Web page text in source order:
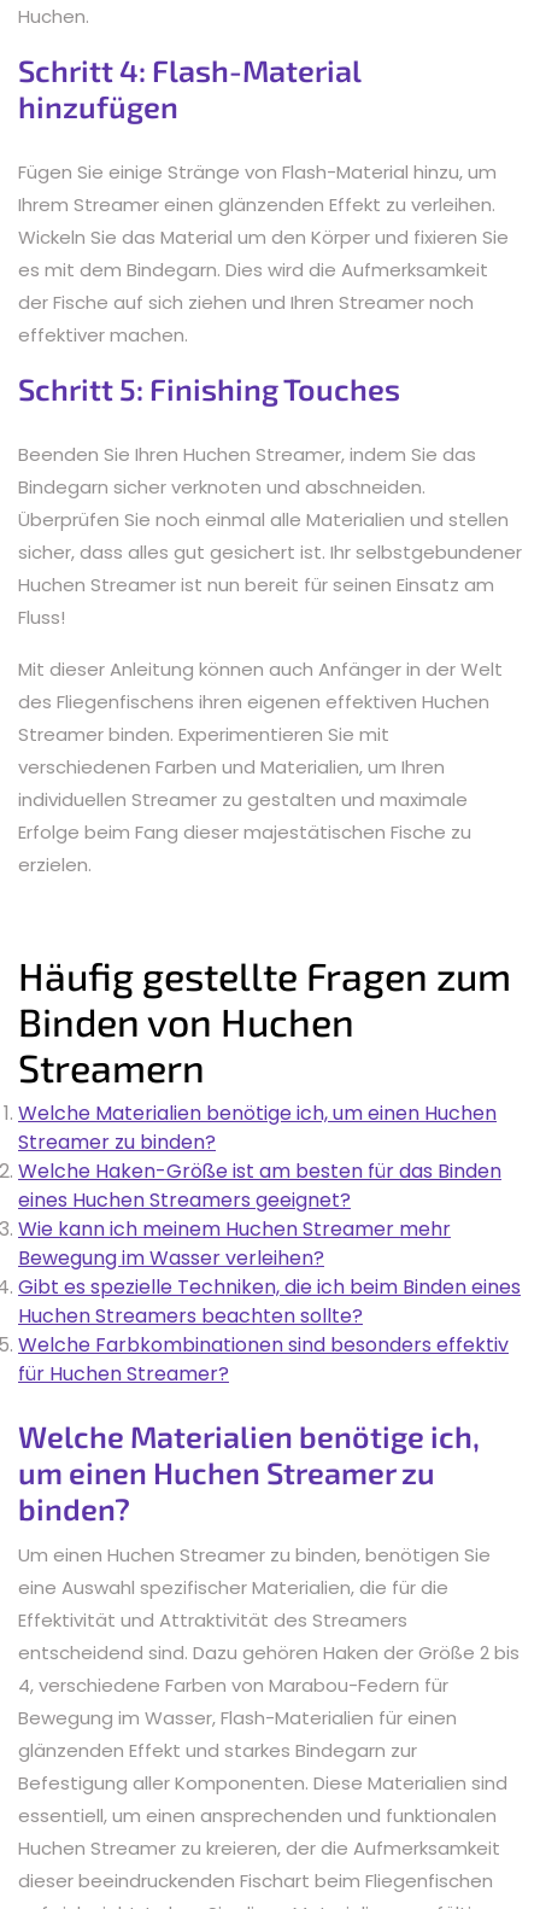
Huchen.
Schritt 4: Flash-Material
hinzufügen
Fügen Sie einige Stränge von Flash-Material hinzu, um
Ihrem Streamer einen glänzenden Effekt zu verleihen.
Wickeln Sie das Material um den Körper und fixieren Sie
es mit dem Bindegarn. Dies wird die Aufmerksamkeit
der Fische auf sich ziehen und Ihren Streamer noch
effektiver machen.
Schritt 5: Finishing Touches
Beenden Sie Ihren Huchen Streamer, indem Sie das
Bindegarn sicher verknoten und abschneiden.
Überprüfen Sie noch einmal alle Materialien und stellen
sicher, dass alles gut gesichert ist. Ihr selbstgebundener
Huchen Streamer ist nun bereit für seinen Einsatz am
Fluss!
Mit dieser Anleitung können auch Anfänger in der Welt
des Fliegenfischens ihren eigenen effektiven Huchen
Streamer binden. Experimentieren Sie mit
verschiedenen Farben und Materialien, um Ihren
individuellen Streamer zu gestalten und maximale
Erfolge beim Fang dieser majestätischen Fische zu
erzielen.
Häufig gestellte Fragen zum
Binden von Huchen
Streamern
Welche Materialien benötige ich, um einen Huchen
Streamer zu binden?
Welche Haken-Größe ist am besten für das Binden
eines Huchen Streamers geeignet?
Wie kann ich meinem Huchen Streamer mehr
Bewegung im Wasser verleihen?
Gibt es spezielle Techniken, die ich beim Binden eines
Huchen Streamers beachten sollte?
Welche Farbkombinationen sind besonders effektiv
für Huchen Streamer?
Welche Materialien benötige ich,
um einen Huchen Streamer zu
binden?
Um einen Huchen Streamer zu binden, benötigen Sie
eine Auswahl spezifischer Materialien, die für die
Effektivität und Attraktivität des Streamers
entscheidend sind. Dazu gehören Haken der Größe 2 bis
4, verschiedene Farben von Marabou-Federn für
Bewegung im Wasser, Flash-Materialien für einen
glänzenden Effekt und starkes Bindegarn zur
Befestigung aller Komponenten. Diese Materialien sind
essentiell, um einen ansprechenden und funktionalen
Huchen Streamer zu kreieren, der die Aufmerksamkeit
dieser beeindruckenden Fischart beim Fliegenfischen